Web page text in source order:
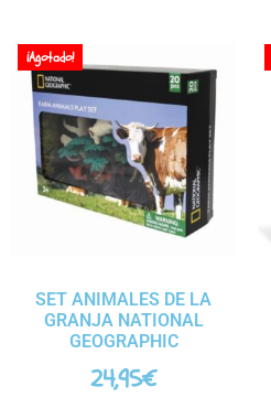
¡Agotado!
SET ANIMALES DE LA
GRANJA NATIONAL
GEOGRAPHIC
24,95€